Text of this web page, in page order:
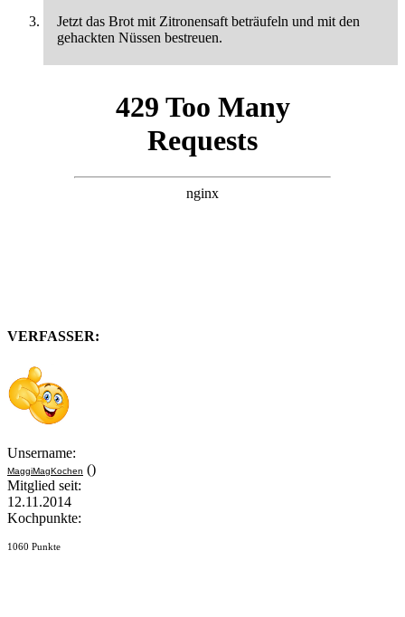
Jetzt das Brot mit Zitronensaft beträufeln und mit den
gehackten Nüssen bestreuen.
VERFASSER:
Unsername:
MaggiMagKochen ()
Mitglied seit:
12.11.2014
Kochpunkte:
1060 Punkte